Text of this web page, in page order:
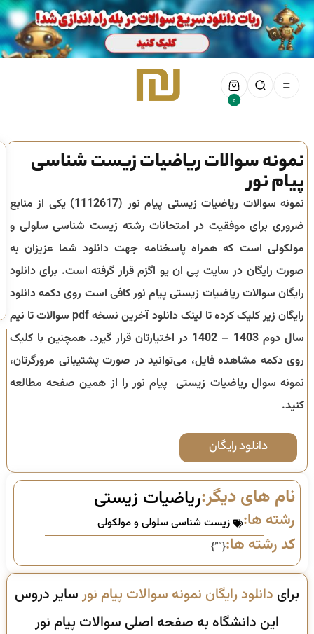
0
نمونه سوالات ریاضیات زیست شناسی
پیام نور
نمونه سوالات ریاضیات زیستی پیام نور (1112617) یکی از منابع
ضروری برای موفقیت در امتحانات رشته زیست شناسی سلولی و
مولکولی است که همراه پاسخنامه جهت دانلود شما عزیزان به
صورت رایگان در سایت پی ان یو اگزم قرار گرفته است. برای دانلود
رایگان سوالات ریاضیات زیستی پیام نور کافی است روی دکمه دانلود
رایگان زیر کلیک کرده تا لینک دانلود آخرین نسخه pdf سوالات تا
نیم
سال دوم 1403 – 1402
در اختیارتان قرار گیرد. همچنین با کلیک
روی دکمه مشاهده فایل، می‌توانید در صورت پشتیبانی مرورگرتان،
نمونه سوال ریاضیات زیستی پیام نور را از همین صفحه مطالعه
کنید.
دانلود رایگان
نام های دیگر:ریاضیات زیستی
رشته ها: زیست شناسی سلولی و مولکولی
کد رشته ها:{“”}
برای دانلود رایگان نمونه سوالات پیام نورسایر دروس
این دانشگاه به صفحه اصلی سوالات پیام نور